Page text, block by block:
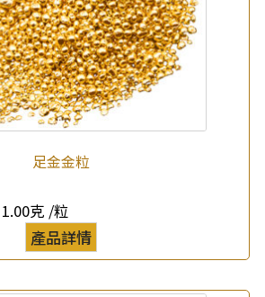
足金金粒
1.00克 /粒
產品詳情